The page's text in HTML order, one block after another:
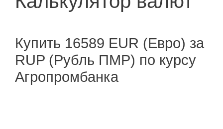
Купить 16589 EUR (Евро) за
RUP (Рубль ПМР) по курсу
Агропромбанка